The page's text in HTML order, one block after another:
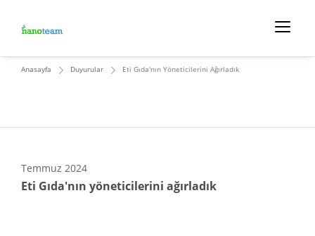
Anasayfa Duyurular Eti Gıda'nın Yöneticilerini Ağırladık
Temmuz 2024
Eti Gıda'nın yöneticilerini ağırladık